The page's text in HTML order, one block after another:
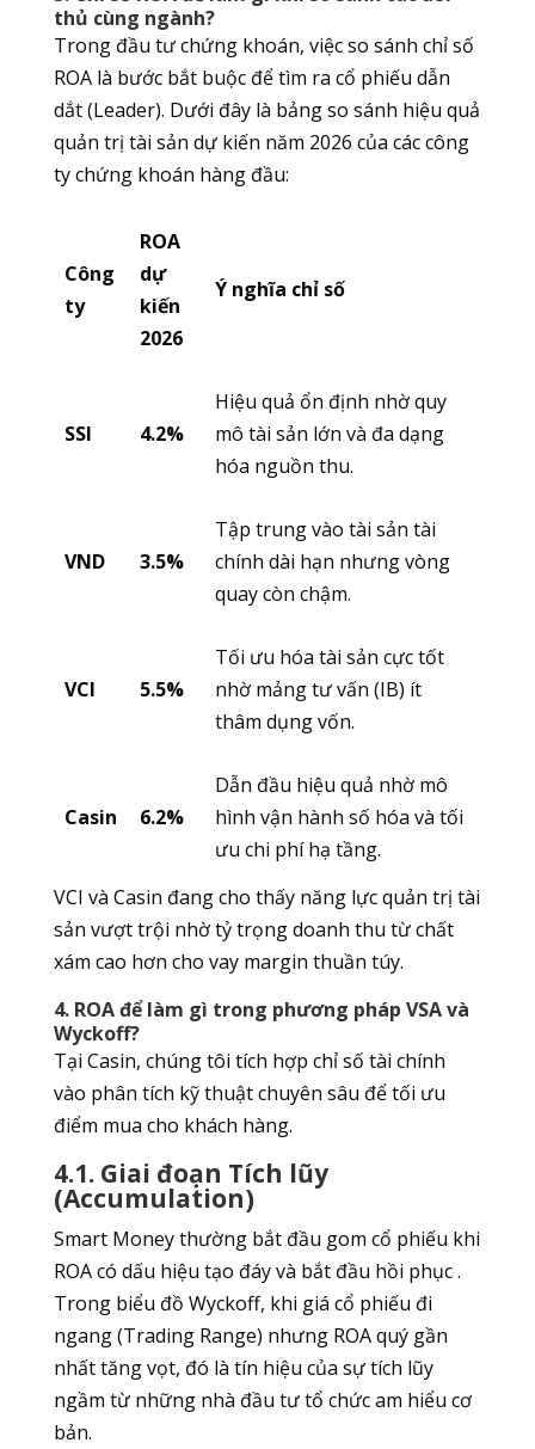
thủ cùng ngành?
Trong đầu tư chứng khoán, việc so sánh chỉ số
ROA là bước bắt buộc để tìm ra cổ phiếu dẫn
dắt (Leader). Dưới đây là bảng so sánh hiệu quả
quản trị tài sản dự kiến năm 2026 của các công
ty chứng khoán hàng đầu:
Công
ty
ROA
dự
kiến
2026
Ý nghĩa chỉ số
SSI 4.2%
Hiệu quả ổn định nhờ quy
mô tài sản lớn và đa dạng
hóa nguồn thu.
VND 3.5%
Tập trung vào tài sản tài
chính dài hạn nhưng vòng
quay còn chậm.
VCI 5.5%
Tối ưu hóa tài sản cực tốt
nhờ mảng tư vấn (IB) ít
thâm dụng vốn.
Casin 6.2%
Dẫn đầu hiệu quả nhờ mô
hình vận hành số hóa và tối
ưu chi phí hạ tầng.
VCI và Casin đang cho thấy năng lực quản trị tài
sản vượt trội nhờ tỷ trọng doanh thu từ chất
xám cao hơn cho vay margin thuần túy.
4. ROA để làm gì trong phương pháp VSA và
Wyckoff?
Tại Casin, chúng tôi tích hợp chỉ số tài chính
vào phân tích kỹ thuật chuyên sâu để tối ưu
điểm mua cho khách hàng.
4.1. Giai đoạn Tích lũy
(Accumulation)
Smart Money thường bắt đầu gom cổ phiếu khi
ROA có dấu hiệu tạo đáy và bắt đầu hồi phục .
Trong biểu đồ Wyckoff, khi giá cổ phiếu đi
ngang (Trading Range) nhưng ROA quý gần
nhất tăng vọt, đó là tín hiệu của sự tích lũy
ngầm từ những nhà đầu tư tổ chức am hiểu cơ
bản.